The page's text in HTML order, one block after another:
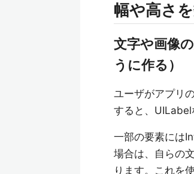
幅や高さ
文字や画像
うに作る）
ユーザがアプリ
すると、UILabel
一部の要素には
場合は、自らの
ります。これを